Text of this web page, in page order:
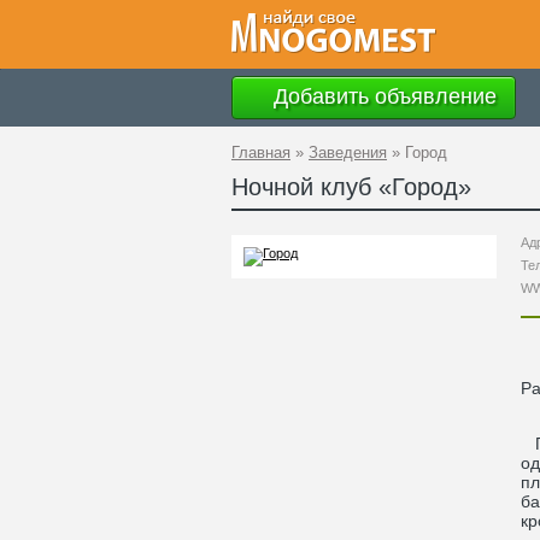
Добавить объявление
Главная » Заведения » Город
Ночной клуб «Город»